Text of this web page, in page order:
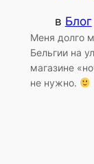
в Блог
Меня долго
Бельгии на
магазине
не нужно.